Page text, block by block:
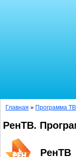
Главная » Программа ТВ
РенТВ.
РенТВ